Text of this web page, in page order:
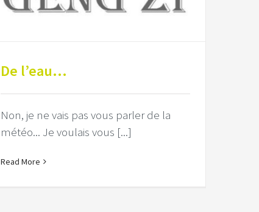
De l’eau…
Non, je ne vais pas vous parler de la
météo... Je voulais vous [...]
Read More